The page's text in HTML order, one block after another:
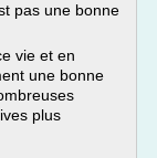
pas une bonne
vie et en
une bonne
plus